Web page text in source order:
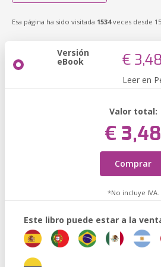
Esa página ha sido visitada 1534veces desde
Versión
eBook € 3,48
Leer en
Valor total:
€ 3,48
Comprar
*No incluye IVA.
Este libro puede estar a la